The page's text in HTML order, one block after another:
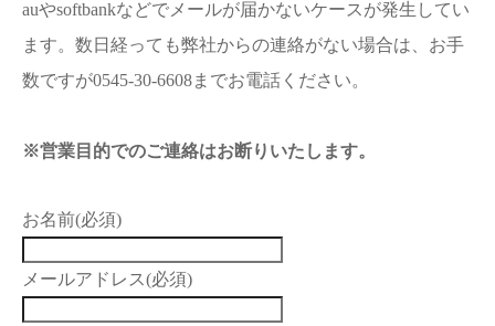
auやsoftbankなどでメールが届かないケースが発生してい
ます。数日経っても弊社からの連絡がない場合は、お手
数ですが0545-30-6608までお電話ください。
※営業目的でのご連絡はお断りいたします。
お名前(必須)
メールアドレス(必須)